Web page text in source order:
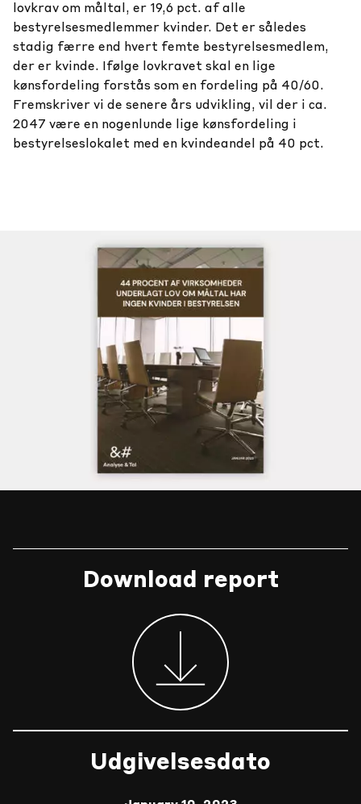
lovkrav om måltal, er 19,6 pct. af alle
bestyrelsesmedlemmer kvinder. Det er således
stadig færre end hvert femte bestyrelsesmedlem,
der er kvinde. Ifølge lovkravet skal en lige
kønsfordeling forstås som en fordeling på 40/60.
Fremskriver vi de senere års udvikling, vil der i ca.
2047 være en nogenlunde lige kønsfordeling i
bestyrelseslokalet med en kvindeandel på 40 pct.
Download report
Udgivelsesdato